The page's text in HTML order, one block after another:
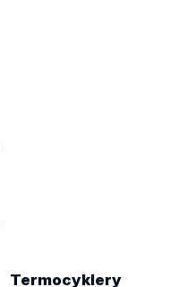
Termocyklery